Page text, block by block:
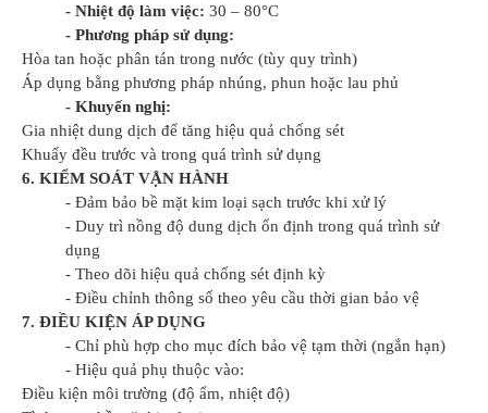
- Nhiệt độ làm việc: 30 – 80°C
- Phương pháp sử dụng:
Hòa tan hoặc phân tán trong nước (tùy quy trình)
Áp dụng bằng phương pháp nhúng, phun hoặc lau phủ
- Khuyến nghị:
Gia nhiệt dung dịch để tăng hiệu quả chống sét
Khuấy đều trước và trong quá trình sử dụng
6. KIỂM SOÁT VẬN HÀNH
- Đảm bảo bề mặt kim loại sạch trước khi xử lý
- Duy trì nồng độ dung dịch ổn định trong quá trình sử
dụng
- Theo dõi hiệu quả chống sét định kỳ
- Điều chỉnh thông số theo yêu cầu thời gian bảo vệ
7. ĐIỀU KIỆN ÁP DỤNG
- Chỉ phù hợp cho mục đích bảo vệ tạm thời (ngắn hạn)
- Hiệu quả phụ thuộc vào:
Điều kiện môi trường (độ ẩm, nhiệt độ)